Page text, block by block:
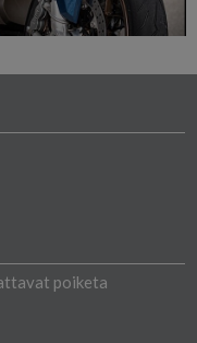
poiketa